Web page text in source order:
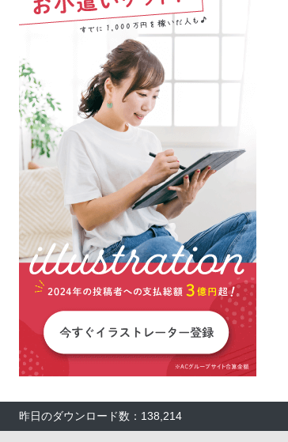
昨日のダウンロード数：138,214